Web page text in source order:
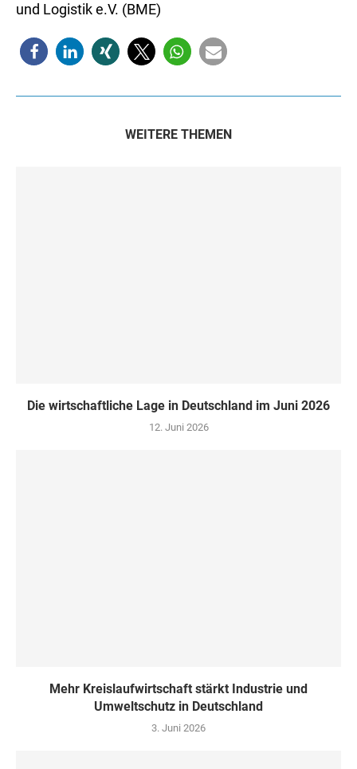
und Logistik e.V. (BME)
WEITERE THEMEN
Die wirtschaftliche Lage in Deutschland im Juni 2026
12. Juni 2026
Mehr Kreislaufwirtschaft stärkt Industrie und
Umweltschutz in Deutschland
3. Juni 2026